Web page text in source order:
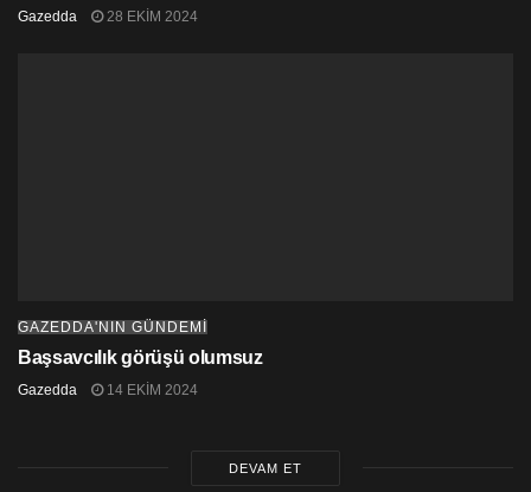
Gazedda 28 EKIM 2024
GAZEDDA'NIN GÜNDEMİ
Başsavcılık görüşü olumsuz
Gazedda 14 EKIM 2024
DEVAM ET